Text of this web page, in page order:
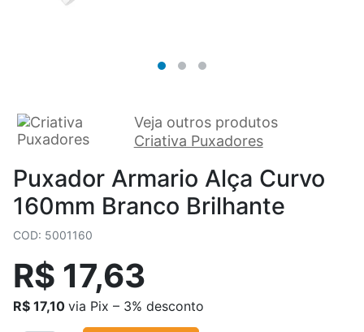
Veja outros produtos
Criativa Puxadores
Puxador Armario Alça Curvo
160mm Branco Brilhante
COD: 5001160
R$ 17,63
R$ 17,10 via Pix – 3% desconto